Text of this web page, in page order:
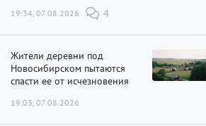
19:34, 07.08.2026 4
Жители деревни под
Новосибирском пытаются
спасти ее от исчезновения
19:03, 07.08.2026